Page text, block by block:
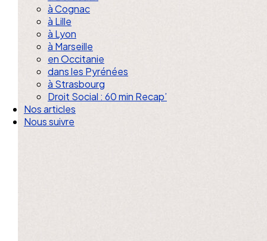
à Cognac
à Lille
à Lyon
à Marseille
en Occitanie
dans les Pyrénées
à Strasbourg
Droit Social : 60 min Recap’
Nos articles
Nous suivre